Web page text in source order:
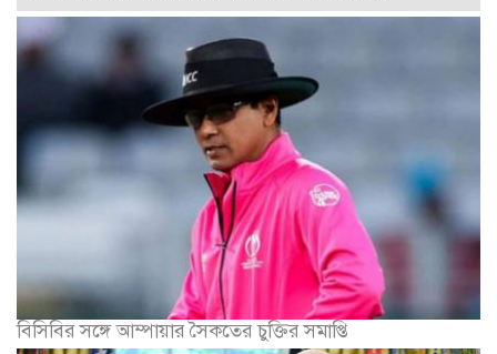
বিসিবির সঙ্গে আম্পায়ার সৈকতের চুক্তির সমাপ্তি